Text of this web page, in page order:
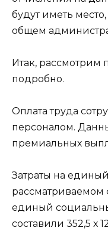
будут иметь место,
общем
Итак, рассмотрим
подробно.
Оплата труда
персоналом.
премиальных
Затраты на
рассматриваемом
единый
составили 352,5 х